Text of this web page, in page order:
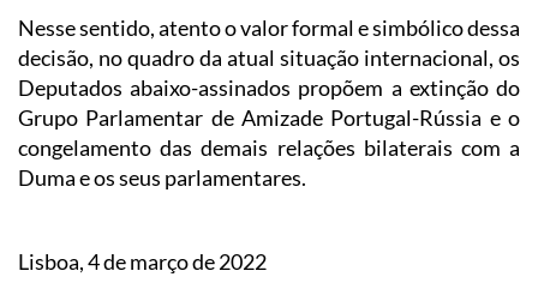
Nesse sentido, atento o valor formal e simbólico dessa
decisão, no quadro da atual situação internacional, os
Deputados abaixo-assinados propõem a extinção do
Grupo Parlamentar de Amizade Portugal-Rússia e o
congelamento das demais relações bilaterais com a
Duma e os seus parlamentares.
Lisboa, 4 de março de 2022